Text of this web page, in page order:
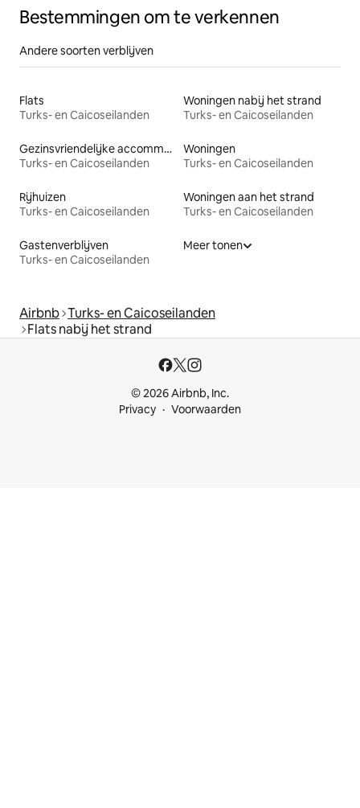
Bestemmingen om te verkennen
Andere soorten verblijven
Flats
Turks- en Caicoseilanden
Woningen nabij het strand
Turks- en Caicoseilanden
Gezinsvriendelijke accommodaties
Turks- en Caicoseilanden
Woningen
Turks- en Caicoseilanden
Rijhuizen
Turks- en Caicoseilanden
Woningen aan het strand
Turks- en Caicoseilanden
Gastenverblijven
Turks- en Caicoseilanden
Meer tonen
Airbnb Turks- en Caicoseilanden
Flats nabij het strand
© 2026 Airbnb, Inc.
Privacy
Voorwaarden